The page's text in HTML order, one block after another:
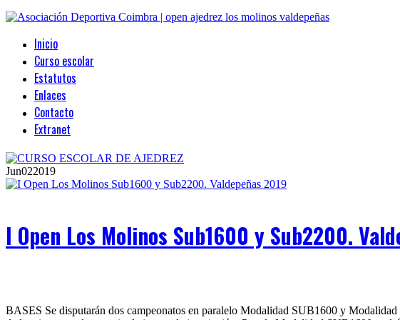
Inicio
Curso escolar
Estatutos
Enlaces
Contacto
Extranet
Jun022019
I Open Los Molinos Sub1600 y Sub2200.
BASES Se disputarán dos campeonatos en paralelo Modalidad SUB1600 y